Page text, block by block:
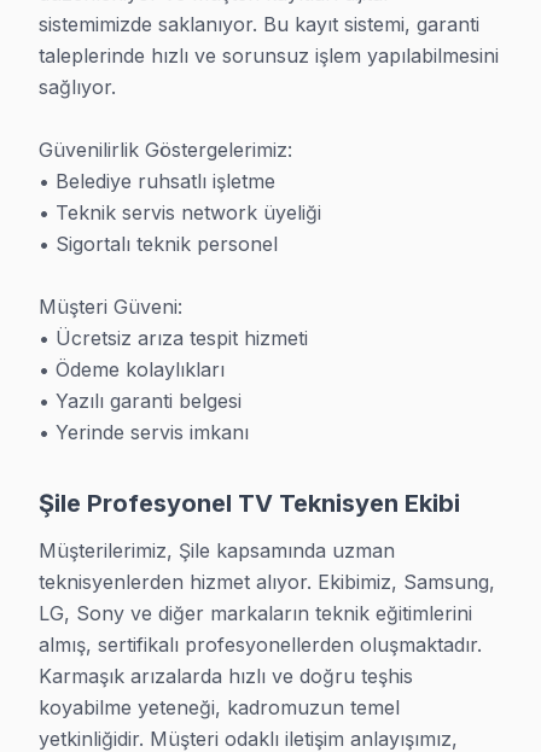
Profesyonel TV teknik yardım için teknisyenlerimiz
Şile'de yerinde teknik destek hizmeti ve taşıma
Panel teknik desteği, anakart teknik desteki, LED
Hizmetler ve Destek
Bu bölge, yoğun nüfusuyla profesyonel televizyon
Fabrika Servis olarak 15+ yıl sektör deneyimi
Fiyat sormak da ücretsiz. 0850 811 14 36
TV Tamirinde Bilmeniz Gerekenler
Garanti var mı?
TV onarım maliyeti nasıl belirleniyor?
Şile'de ücretsiz arıza tespiti sonrası parça maliyeti +
Yerinde tamir mi yapıyorsunuz, yoksa TV
Çoğu arıza yerinde tamir edilir — TV'nizi taşımanıza
sistemimizde saklanıyor. Bu kayıt sistemi, garanti
taleplerinde hızlı ve sorunsuz işlem yapılabilmesini
sağlıyor.
Güvenilirlik Göstergelerimiz:
• Belediye ruhsatlı işletme
• Teknik servis network üyeliği
• Sigortalı teknik personel
Müşteri Güveni:
• Ücretsiz arıza tespit hizmeti
• Ödeme kolaylıkları
• Yazılı garanti belgesi
• Yerinde servis imkanı
Şile Profesyonel TV Teknisyen Ekibi
Müşterilerimiz, Şile kapsamında uzman
teknisyenlerden hizmet alıyor. Ekibimiz, Samsung,
LG, Sony ve diğer markaların teknik eğitimlerini
almış, sertifikalı profesyonellerden oluşmaktadır.
Karmaşık arızalarda hızlı ve doğru teşhis
koyabilme yeteneği, kadromuzun temel
yetkinliğidir. Müşteri odaklı iletişim anlayışımız,